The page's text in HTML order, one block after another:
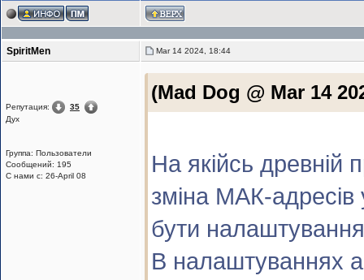
SpiritMen Mar 14 2024, 18:44
Репутация:
35
Дух
Группа: Пользователи
Сообщений: 195
С нами с: 26-April 08
(Mad Dog @ Mar 14
На якійсь древній
зміна МАК-
бути
В налаштуваннях